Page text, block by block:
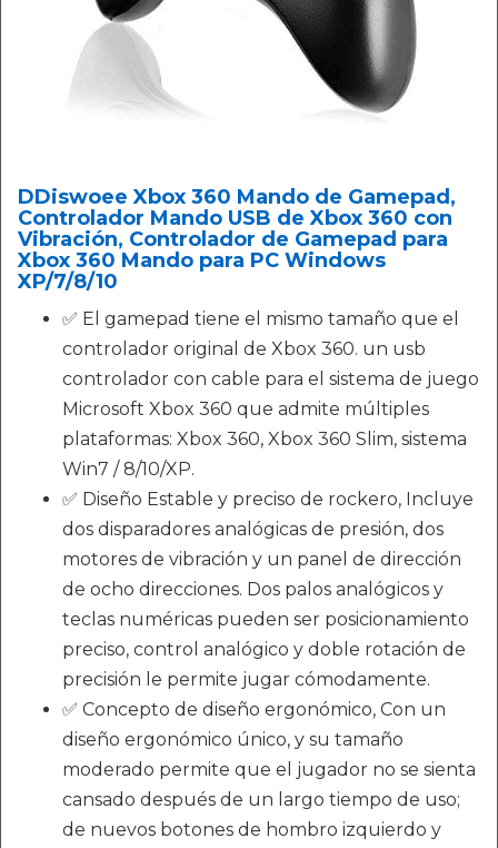
DDiswoee Xbox 360 Mando de Gamepad,
Controlador Mando USB de Xbox 360 con
Vibración, Controlador de Gamepad para
Xbox 360 Mando para PC Windows
XP/7/8/10
✅ El gamepad tiene el mismo tamaño que el
controlador original de Xbox 360. un usb
controlador con cable para el sistema de juego
Microsoft Xbox 360 que admite múltiples
plataformas: Xbox 360, Xbox 360 Slim, sistema
Win7 / 8/10/XP.
✅ Diseño Estable y preciso de rockero, Incluye
dos disparadores analógicas de presión, dos
motores de vibración y un panel de dirección
de ocho direcciones. Dos palos analógicos y
teclas numéricas pueden ser posicionamiento
preciso, control analógico y doble rotación de
precisión le permite jugar cómodamente.
✅ Concepto de diseño ergonómico, Con un
diseño ergonómico único, y su tamaño
moderado permite que el jugador no se sienta
cansado después de un largo tiempo de uso;
de nuevos botones de hombro izquierdo y